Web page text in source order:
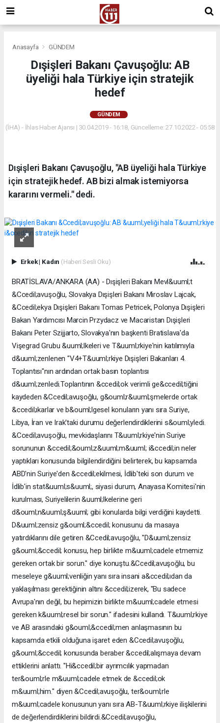
Anasayfa GÜNDEM
Dışişleri Bakanı Çavuşoğlu: AB
üyeliği hala Türkiye için stratejik
hedef
GÜNDEM
(İHA) - İhlas Haber Ajansı | 30.04.2019 - 16:18, Güncelleme: 27.10.2022 - 05:58
Dışişleri Bakanı Çavuşoğlu, "AB üyeliği hala Türkiye
için stratejik hedef. AB bizi almak istemiyorsa
kararını vermeli." dedi.
Erkek| Kadın (Haberi Sesli Oku)
BRATİSLAVA/ANKARA (AA) - Dışişleri Bakanı Mevl&uuml;t
&Ccedil;avuşoğlu, Slovakya Dışişleri Bakanı Miroslav Lajcak,
&Ccedil;ekya Dışişleri Bakanı Tomas Petricek, ​Polonya Dışişleri
Bakan Yardımcısı Marcin Przydacz ve Macaristan Dışişleri
Bakanı Peter Szijjarto, Slovakya'nın başkenti Bratislava'da
Vişegrad Grubu &uuml;lkeleri ve T&uuml;rkiye'nin katılımıyla
d&uuml;zenlenen "V4+T&uuml;rkiye Dışişleri Bakanları 4.
Toplantısı"nın ardından ortak basın toplantısı
d&uuml;zenledi.Toplantının &ccedil;ok verimli ge&ccedil;tiğini
kaydeden &Ccedil;avuşoğlu, g&ouml;r&uuml;şmelerde ortak
&ccedil;ıkarlar ve b&ouml;lgesel konuların yanı sıra Suriye,
Libya, İran ve Irak'taki durumu değerlendirdiklerini s&ouml;yledi.
&Ccedil;avuşoğlu, mevkidaşlarını T&uuml;rkiye'nin Suriye
sorununun &ccedil;&ouml;z&uuml;m&uuml; i&ccedil;in neler
yaptıkları konusunda bilgilendirdiğini belirterek, bu kapsamda
ABD'nin Suriye'den &ccedil;ekilmesi, İdlib'teki son durum ve
İdlib'in stat&uuml;s&uuml;, siyasi durum, Anayasa Komitesi'nin
kurulması, Suriyelilerin &uuml;lkelerine geri
d&ouml;n&uuml;ş&uuml; gibi konularda bilgi verdiğini kaydetti.
D&uuml;zensiz g&ouml;&ccedil; konusunu da masaya
yatırdıklarını dile getiren &Ccedil;avuşoğlu, "D&uuml;zensiz
g&ouml;&ccedil; konusu, hep birlikte m&uuml;cadele etmemiz
gereken ortak bir sorun." diye konuştu.&Ccedil;avuşoğlu, bu
meseleye g&uuml;venliğin yanı sıra insani a&ccedil;ıdan da
yaklaşılması gerektiğinin altını &ccedil;izerek, "Bu sadece
Avrupa'nın değil, bu hepimizin birlikte m&uuml;cadele etmesi
gereken k&uuml;resel bir sorun." ifadesini kullandı. T&uuml;rkiye
ve AB arasındaki g&ouml;&ccedil;men anlaşmasının bu
kapsamda etkili olduğuna işaret eden &Ccedil;avuşoğlu,
g&ouml;&ccedil; konusunda beraber &ccedil;alışmaya devam
ettiklerini anlattı. "Hi&ccedil;bir ayrımcılık yapmadan
ter&ouml;rle m&uuml;cadele etmek de &ccedil;ok
m&uuml;him." diyen &Ccedil;avuşoğlu, ter&ouml;rle
m&uuml;cadele konusunun yanı sıra AB-T&uuml;rkiye ilişkilerini
de değerlendirdiklerini bildirdi.&Ccedil;avuşoğlu,